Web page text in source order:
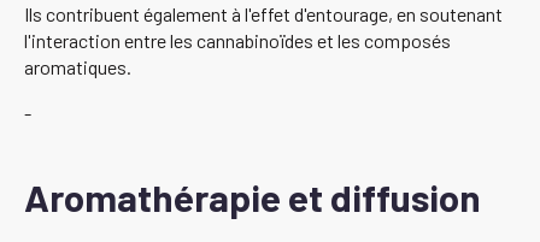
Ils contribuent également à l'effet d'entourage, en soutenant
l'interaction entre les cannabinoïdes et les composés
aromatiques.
-
Aromathérapie et diffusion